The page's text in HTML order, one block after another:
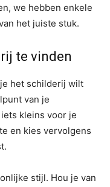
we hebben enkele
het juiste stuk.
te vinden
het schilderij wilt
van je
kleins voor je
en kies vervolgens
stijl. Hou je van